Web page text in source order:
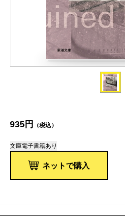
935円 （税込）
文庫電子書籍あり
ネットで購入